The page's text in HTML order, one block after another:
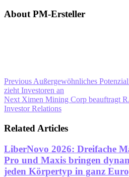
About PM-Ersteller
Previous Außergewöhnliches
zieht Investoren an
Next Ximen Mining Corp beauftragt
Investor Relations
Related Articles
LiberNovo 2026: Dreifache
Pro und Maxis bringen
jeden Körpertyp in ganz